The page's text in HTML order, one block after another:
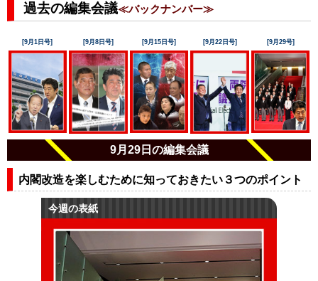
過去の編集会議≪バックナンバー≫
[9月1日号] [9月8日号] [9月15日号] [9月22日号] [9月29号]
9月29日の編集会議
内閣改造を楽しむために知っておきたい３つのポイント
今週の表紙